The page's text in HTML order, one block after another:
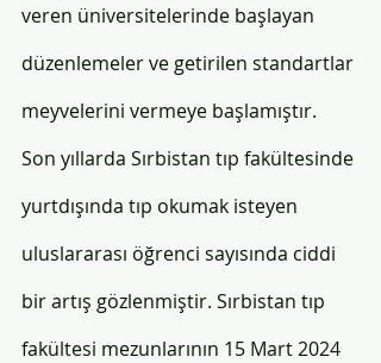
veren üniversitelerinde başlayan
düzenlemeler ve getirilen standartlar
meyvelerini vermeye başlamıştır.
Son yıllarda Sırbistan tıp fakültesinde
yurtdışında tıp okumak isteyen
uluslararası öğrenci sayısında ciddi
bir artış gözlenmiştir. Sırbistan tıp
fakültesi mezunlarının 15 Mart 2024